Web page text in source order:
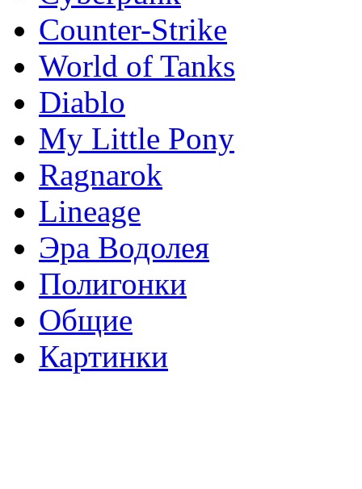
Counter-Strike
World of Tanks
Diablo
My Little Pony
Ragnarok
Lineage
Эра Водолея
Полигонки
Общие
Картинки